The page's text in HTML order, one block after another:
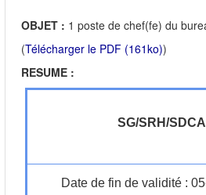
OBJET : 1 poste de chef(fe) du
(Télécharger le PDF (161ko))
RESUME :
SG/SRH/
Date de fin de validité :